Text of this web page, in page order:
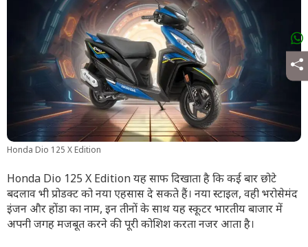
Honda Dio 125 X Edition
Honda Dio 125 X Edition यह साफ दिखाता है कि कई बार छोटे
बदलाव भी प्रोडक्ट को नया एहसास दे सकते हैं। नया स्टाइल, वही भरोसेमंद
इंजन और होंडा का नाम, इन तीनों के साथ यह स्कूटर भारतीय बाजार में
अपनी जगह मजबूत करने की पूरी कोशिश करता नजर आता है।